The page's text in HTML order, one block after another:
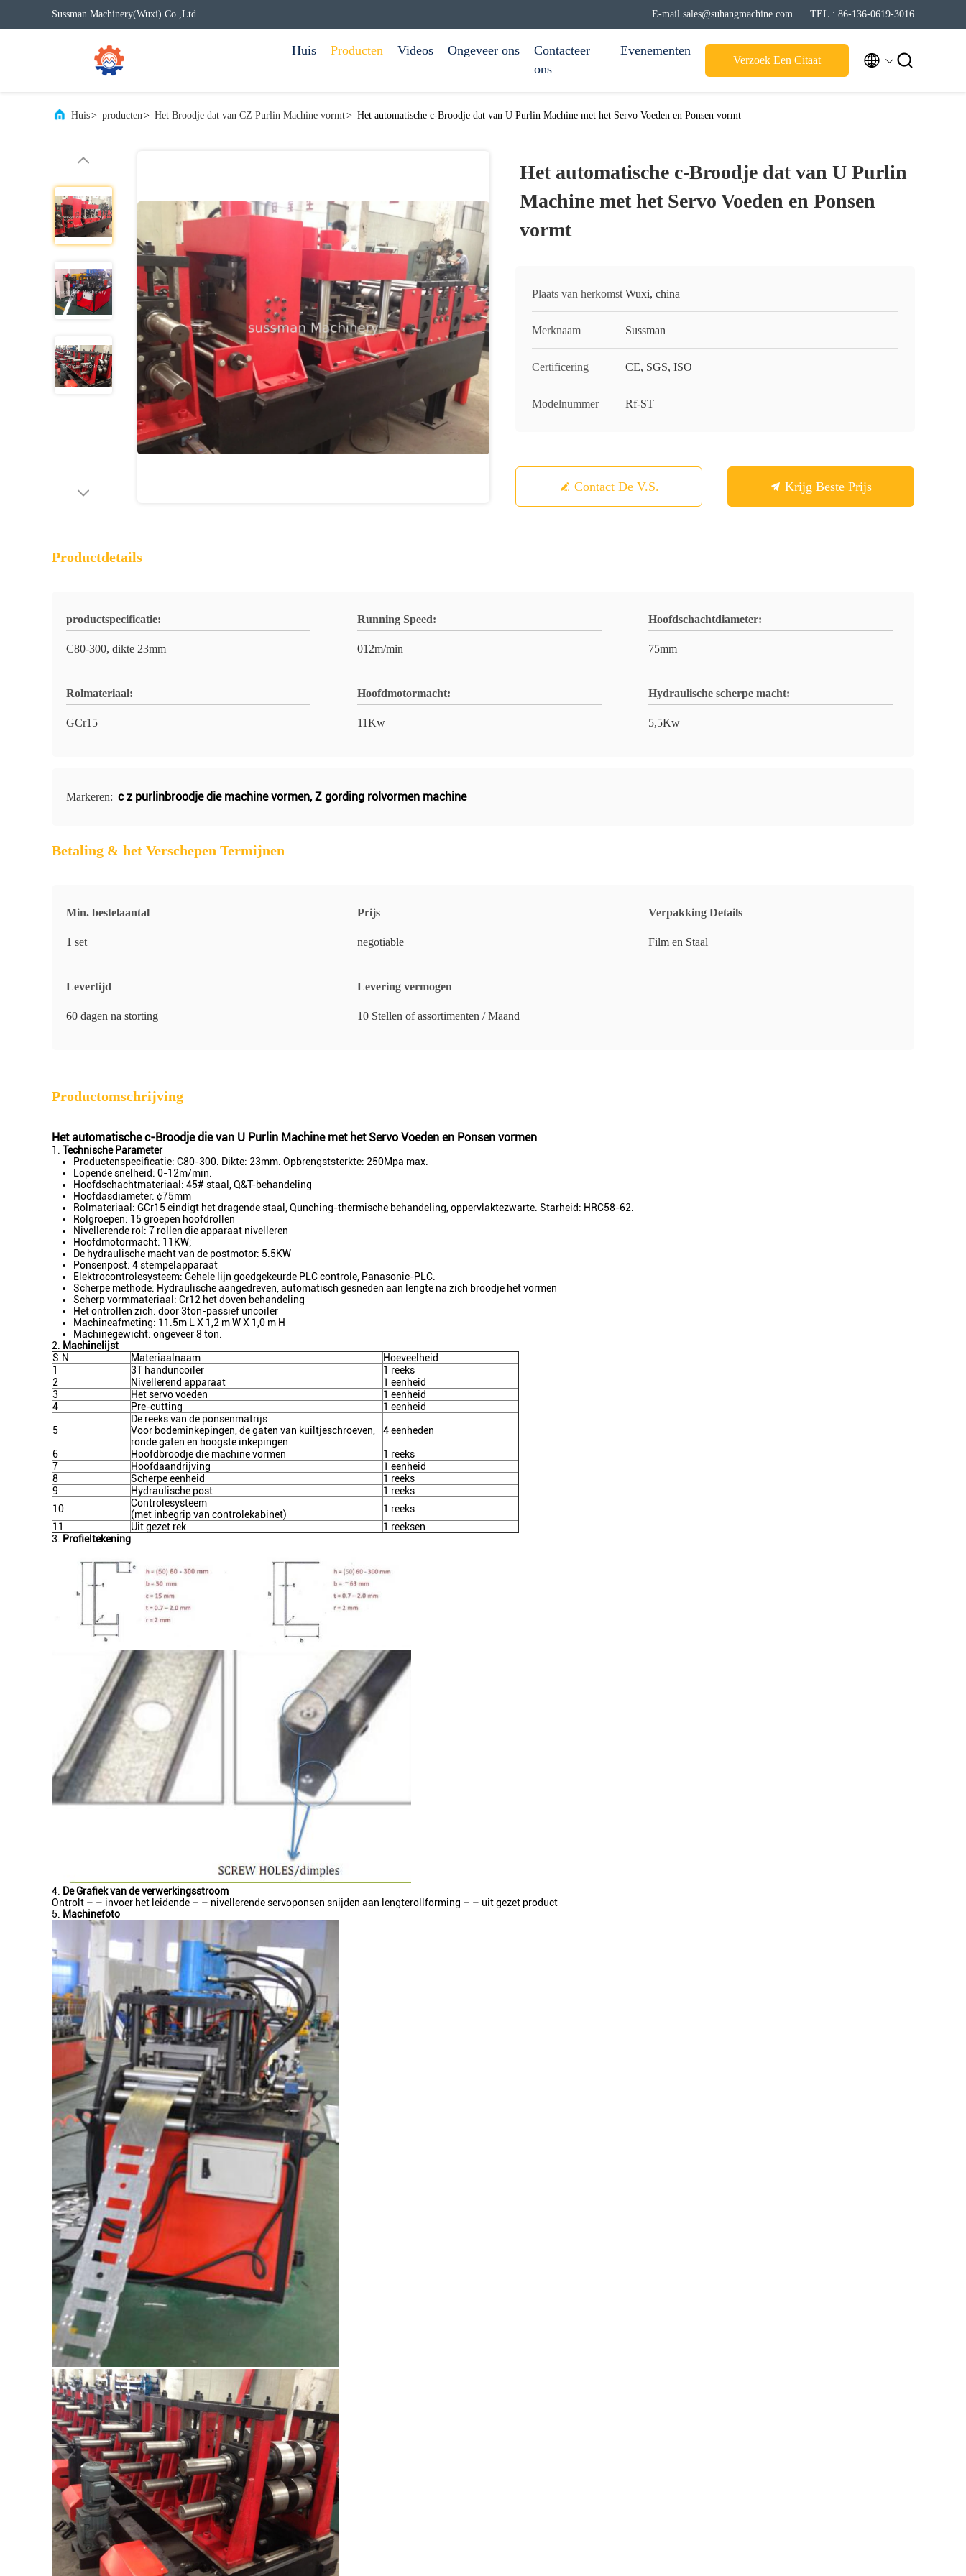
Sussman Machinery(Wuxi) Co.,Ltd E-mail sales@suhangmachine.com TEL.: 86-136-0619-3016
Huis Producten Videos Ongeveer ons
Contacteer
ons
Evenementen
Verzoek Een Citaat  
Huis> producten> Het Broodje dat van CZ Purlin Machine vormt> Het automatische c-Broodje dat van U Purlin Machine met het Servo Voeden en Ponsen vormt
Het automatische c-Broodje dat van U Purlin
Machine met het Servo Voeden en Ponsen
vormt
Plaats van herkomst Wuxi, china
Merknaam Sussman
Certificering CE, SGS, ISO
Modelnummer Rf-ST
Contact De V.S. Krijg Beste Prijs
Productdetails
productspecificatie:
C80-300, dikte 23mm
Running Speed:
012m/min
Hoofdschachtdiameter:
75mm
Rolmateriaal:
GCr15
Hoofdmotormacht:
11Kw
Hydraulische scherpe macht:
5,5Kw
Markeren: c z purlinbroodje die machine vormen,Z gording rolvormen machine
Betaling & het Verschepen Termijnen
Min. bestelaantal
1 set
Prijs
negotiable
Verpakking Details
Film en Staal
Levertijd
60 dagen na storting
Levering vermogen
10 Stellen of assortimenten / Maand
Productomschrijving
Het automatische c-Broodje die van U Purlin Machine met het Servo Voeden en Ponsen vormen
1. Technische Parameter
Productenspecificatie: C80-300. Dikte: 23mm. Opbrengststerkte: 250Mpa max.
Lopende snelheid: 0-12m/min.
Hoofdschachtmateriaal: 45# staal, Q&T-behandeling
Hoofdasdiameter: ¢75mm
Rolmateriaal: GCr15 eindigt het dragende staal, Qunching-thermische behandeling, oppervlaktezwarte. Starheid: HRC58-62.
Rolgroepen: 15 groepen hoofdrollen
Nivellerende rol: 7 rollen die apparaat nivelleren
Hoofdmotormacht: 11KW;
De hydraulische macht van de postmotor: 5.5KW
Ponsenpost: 4 stempelapparaat
Elektrocontrolesysteem: Gehele lijn goedgekeurde PLC controle, Panasonic-PLC.
Scherpe methode: Hydraulische aangedreven, automatisch gesneden aan lengte na zich broodje het vormen
Scherp vormmateriaal: Cr12 het doven behandeling
Het ontrollen zich: door 3ton-passief uncoiler
Machineafmeting: 11.5m L X 1,2 m W X 1,0 m H
Machinegewicht: ongeveer 8 ton.
2. Machinelijst
S.N
Materiaalnaam
Hoeveelheid
1
3T handuncoiler
1 reeks
2
Nivellerend apparaat
1 eenheid
3
Het servo voeden
1 eenheid
4
Pre-cutting 1 eenheid
5
De reeks van de ponsenmatrijs
Voor bodeminkepingen, de gaten van kuiltjeschroeven,
ronde gaten en hoogste inkepingen
4 eenheden
6 Hoofdbroodje die machine vormen
1 reeks
7
Hoofdaandrijving
1 eenheid
8
Scherpe eenheid
1 reeks
9
Hydraulische post
1 reeks
10
Controlesysteem
(met inbegrip van controlekabinet)
1 reeks
11
Uit gezet rek
1 reeksen
3. Profieltekening
4. De Grafiek van de verwerkingsstroom
Ontrolt – – invoer het leidende – – nivellerende servoponsen snijden aan lengterollforming – – uit gezet product
5. Machinefoto